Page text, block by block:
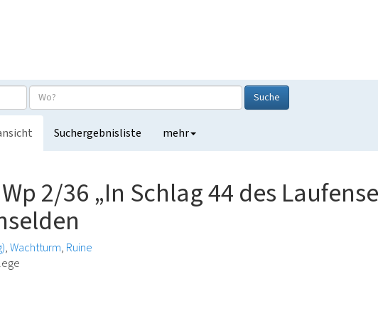
Suche
Suchergebnisliste mehr
2/36 „In Schlag 44 des
Wachtturm Ruine